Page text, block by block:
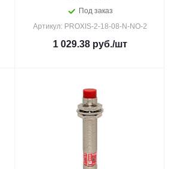
Под заказ
Артикул: PROXIS-2-18-08-N-NO-2
1 029.38руб./шт